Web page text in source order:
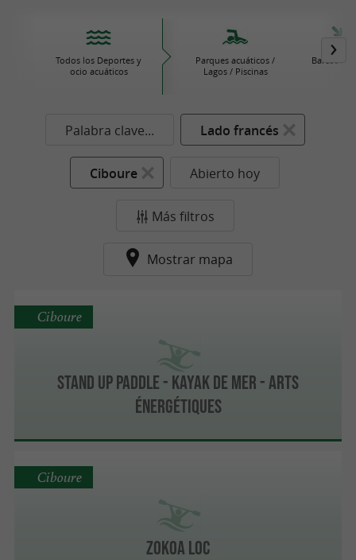
Todos los Deportes y
ocio acuáticos
Parques acuáticos /
Lagos / Piscinas
Barcos /
Palabra clave... Lado francés
Ciboure Abierto hoy
Más filtros
Mostrar mapa
Stand up paddle - kayak de mer - arts
énergétiques
Ciboure
Zokoa Loc
Ciboure